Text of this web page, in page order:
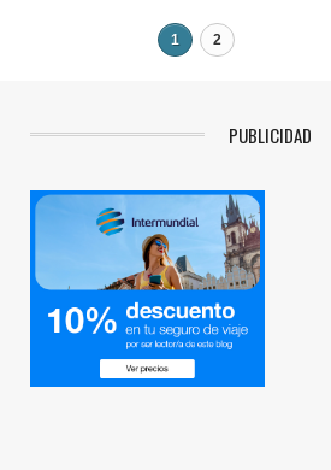
1 2
PUBLICIDAD